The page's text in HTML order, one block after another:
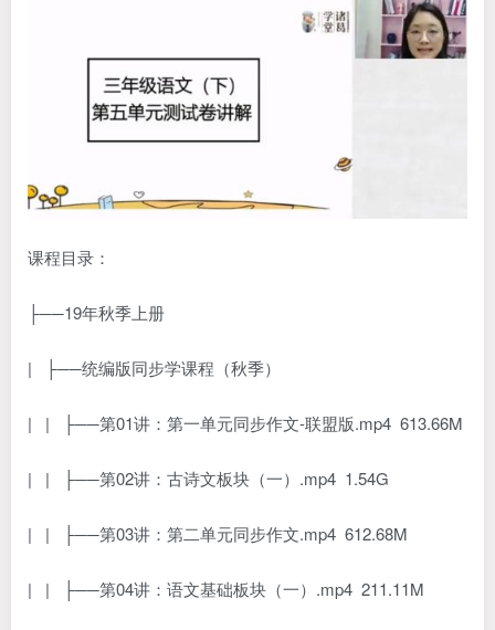
课程目录：
├──19年秋季上册
| ├──统编版同步学课程（秋季）
| | ├──第01讲：第一单元同步作文-联盟版.mp4 613.66M
| | ├──第02讲：古诗文板块（一）.mp4 1.54G
| | ├──第03讲：第二单元同步作文.mp4 612.68M
| | ├──第04讲：语文基础板块（一）.mp4 211.11M